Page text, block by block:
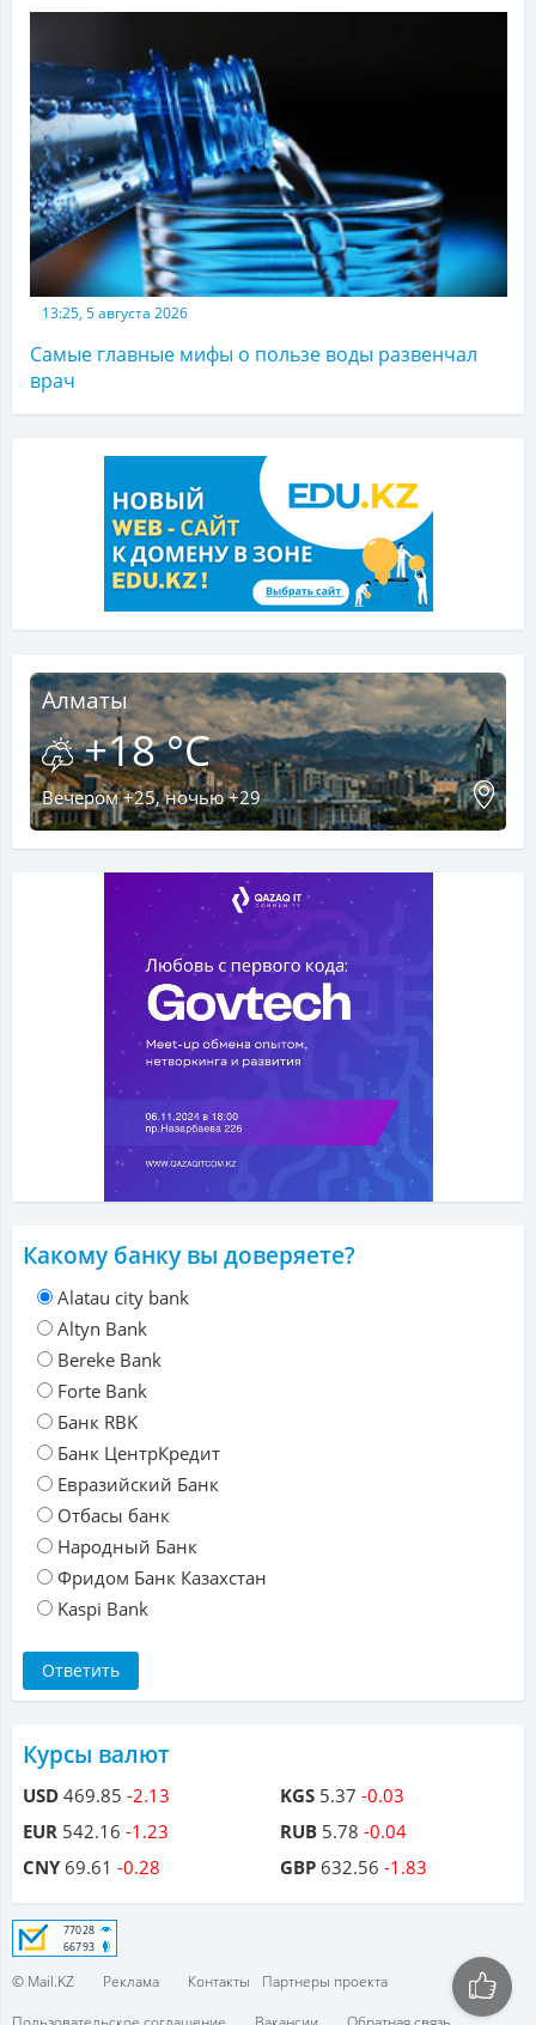
13:25, 5 августа 2026
Самые главные мифы о пользе воды развенчал
врач
Алматы
+18 °C
Вечером +25, ночью +29
Какому банку вы доверяете?
Alatau city bank
Altyn Bank
Bereke Bank
Forte Bank
Банк RBK
Банк ЦентрКредит
Евразийский Банк
Отбасы банк
Народный Банк
Фридом Банк Казахстан
Kaspi Bank
Курсы валют
USD 469.85 -2.13
EUR 542.16 -1.23
CNY69.61 -0.28
KGS 5.37 -0.03
RUB 5.78 -0.04
GBP 632.56 -1.83
© Mail.KZ Реклама Контакты
Партнеры проекта